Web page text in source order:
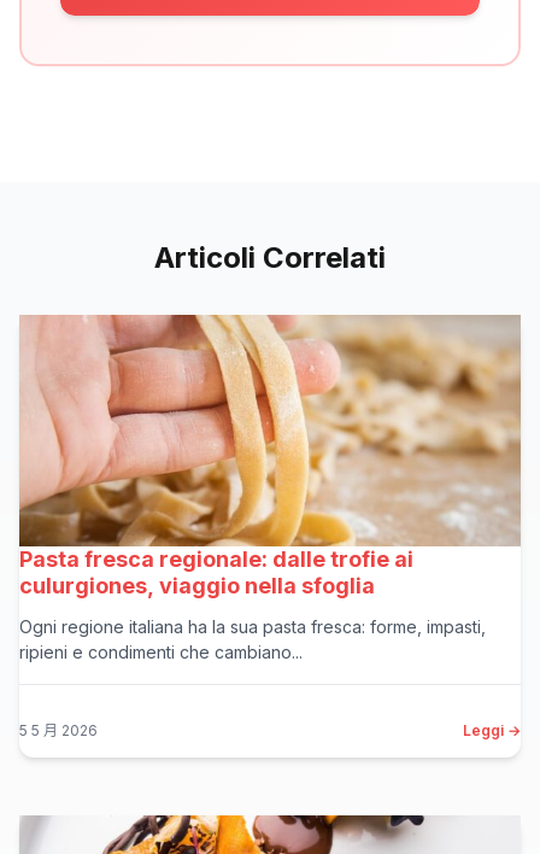
Articoli Correlati
Pasta fresca regionale: dalle trofie ai
culurgiones, viaggio nella sfoglia
Ogni regione italiana ha la sua pasta fresca: forme, impasti,
ripieni e condimenti che cambiano...
5 5 月 2026 Leggi →